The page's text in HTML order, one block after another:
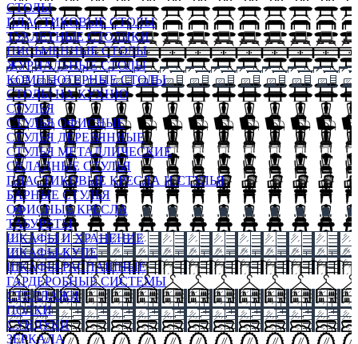
СТОЛЫ
ПЛАСТИКОВЫЕ СТОЛЫ
ТУАЛЕТНЫЕ СТОЛИКИ
ПИСЬМЕННЫЕ СТОЛЫ
ЖУРНАЛЬНЫЕ СТОЛЫ
КОМПЬЮТЕРНЫЕ СТОЛЫ
СТОЛЫ НА КУХНЮ
СТУЛЬЯ
СТУЛЬЯ ОФИСНЫЕ
СТУЛЬЯ ДЕРЕВЯННЫЕ
СТУЛЬЯ МЕТАЛЛИЧЕСКИЕ
СКЛАДНЫЕ СТУЛЬЯ
ПЛАСТИКОВЫЕ КРЕСЛА И СТУЛЬЯ
БАРНЫЕ СТУЛЬЯ
ОФИСНЫЕ КРЕСЛА
ТАБУРЕТЫ
ШКАФЫ И ХРАНЕНИЕ
ШКАФЫ-КУПЕ
ШКАФЫ-РАСПАШНЫЕ
ГАРДЕРОБНЫЕ СИСТЕМЫ
СТЕЛЛАЖИ
ПОЛКИ
СУНДУКИ
ЗЕРКАЛА